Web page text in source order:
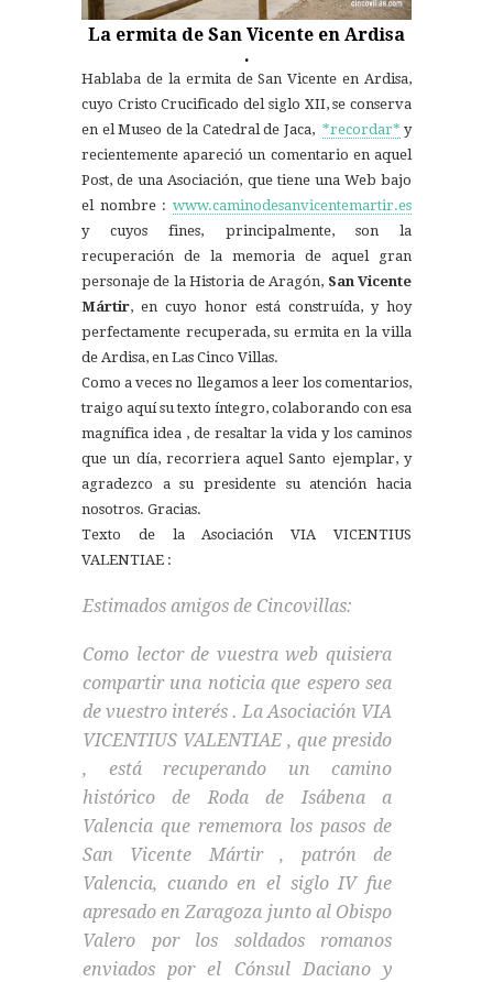
La ermita de San Vicente en Ardisa
.
Hablaba de la ermita de San Vicente en Ardisa,
cuyo Cristo Crucificado del siglo XII, se conserva
en el Museo de la Catedral de Jaca, *recordar* y
recientemente apareció un comentario en aquel
Post, de una Asociación, que tiene una Web bajo
el nombre : www.caminodesanvicentemartir.es
y cuyos fines, principalmente, son la
recuperación de la memoria de aquel gran
personaje de la Historia de Aragón, San Vicente
Mártir, en cuyo honor está construída, y hoy
perfectamente recuperada, su ermita en la villa
de Ardisa, en Las Cinco Villas.
Como a veces no llegamos a leer los comentarios,
traigo aquí su texto íntegro, colaborando con esa
magnífica idea , de resaltar la vida y los caminos
que un día, recorriera aquel Santo ejemplar, y
agradezco a su presidente su atención hacia
nosotros. Gracias.
Texto de la Asociación VIA VICENTIUS
VALENTIAE :
Estimados amigos de Cincovillas:
Como lector de vuestra web quisiera
compartir una noticia que espero sea
de vuestro interés . La Asociación VIA
VICENTIUS VALENTIAE , que presido
, está recuperando un camino
histórico de Roda de Isábena a
Valencia que rememora los pasos de
San Vicente Mártir , patrón de
Valencia, cuando en el siglo IV fue
apresado en Zaragoza junto al Obispo
Valero por los soldados romanos
enviados por el Cónsul Daciano y